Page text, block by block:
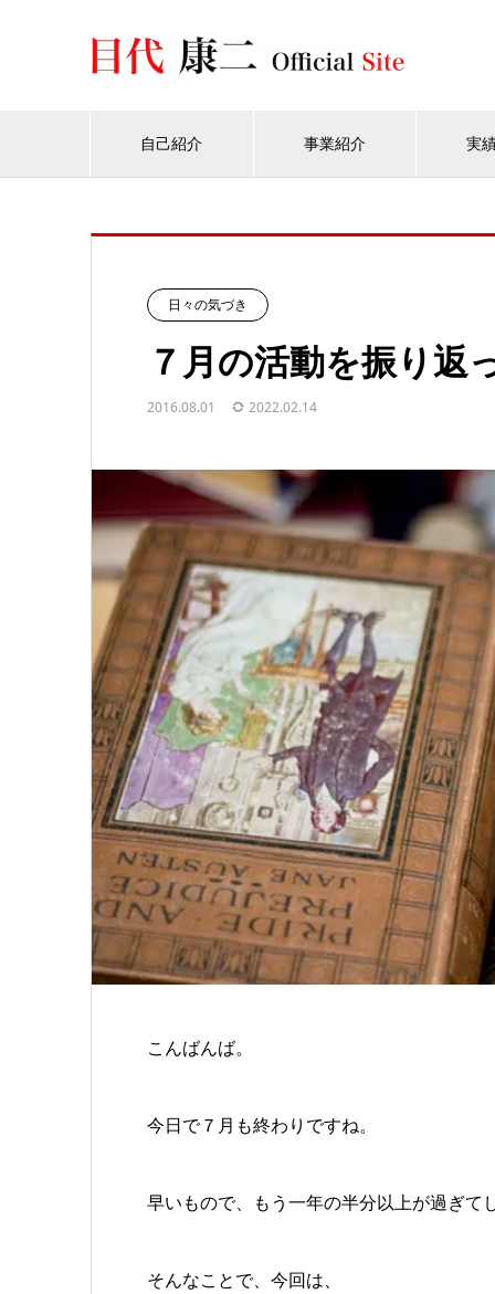
自己紹介 事業紹介 実
日々の気づき
７月の活動を振り返
2016.08.01 2022.02.14
こんばんば。
今日で７月も終わりですね。
早いもので、もう一年の半分以上が過ぎて
そんなことで、今回は、